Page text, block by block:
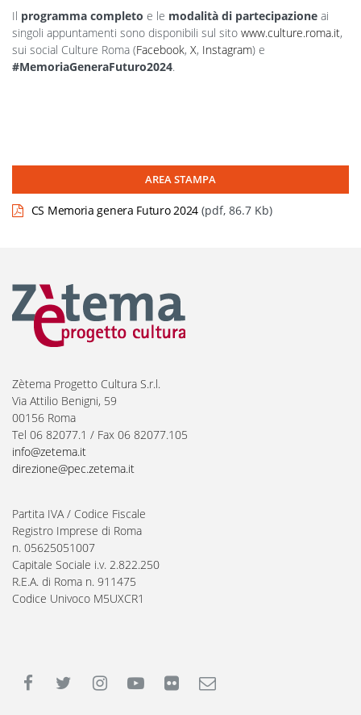
Il programma completo e le modalità di partecipazione ai
singoli appuntamenti sono disponibili sul sito www.culture.roma.it,
sui social Culture Roma (Facebook, X, Instagram) e
#MemoriaGeneraFuturo2024.
AREA STAMPA
CS Memoria genera Futuro 2024 (pdf, 86.7 Kb)
Zètema Progetto Cultura S.r.l.
Via Attilio Benigni, 59
00156 Roma
Tel 06 82077.1 / Fax 06 82077.105
info@zetema.it
direzione@pec.zetema.it
Partita IVA / Codice Fiscale
Registro Imprese di Roma
n. 05625051007
Capitale Sociale i.v. 2.822.250
R.E.A. di Roma n. 911475
Codice Univoco M5UXCR1